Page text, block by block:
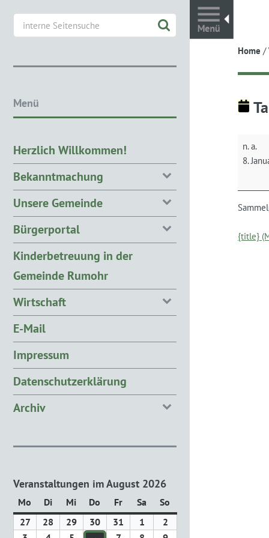
Home /
n. a.
8.
{title}
Menü
Herzlich Willkommen!
Bekanntmachung
Unsere Gemeinde
Bürgerportal
Kinderbetreuung in der
Gemeinde Rumohr
Wirtschaft
E-Mail
Impressum
Datenschutzerklärung
Archiv
Veranstaltungen im August 2026
Mo Montag
DiDienstag
Mi Mittwoch
Do Donnerstag
FrFreitag
Sa Samstag
So
2727. 28 29 30 31 1 2